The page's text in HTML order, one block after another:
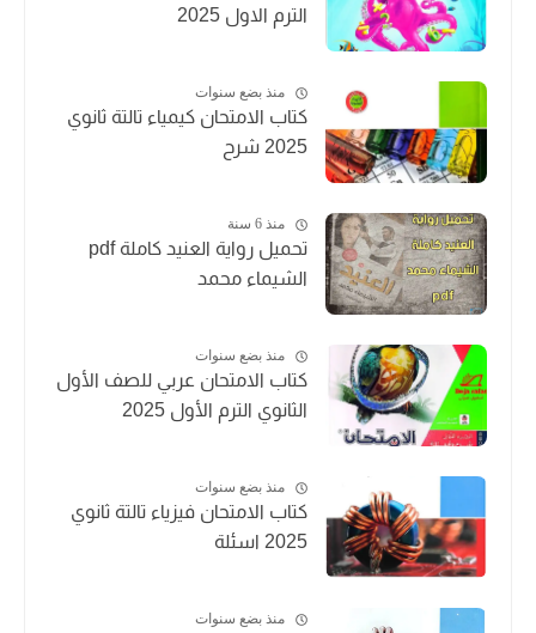
الترم الاول 2025
منذ بضع سنوات
كتاب الامتحان كيمياء تالتة ثانوي
2025 شرح
منذ 6 سنة
تحميل رواية العنيد كاملة pdf
الشيماء محمد
منذ بضع سنوات
كتاب الامتحان عربي للصف الأول
الثانوي الترم الأول 2025
منذ بضع سنوات
كتاب الامتحان فيزياء تالتة ثانوي
2025 اسئلة
منذ بضع سنوات